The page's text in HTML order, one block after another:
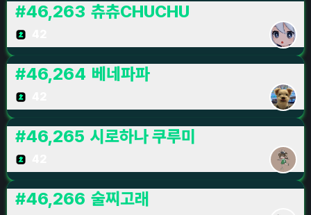
#46,263 츄츄CHUCHU
#46,264 베네파파
#46,265 시로하나 쿠루미
#46,266 술찌고래